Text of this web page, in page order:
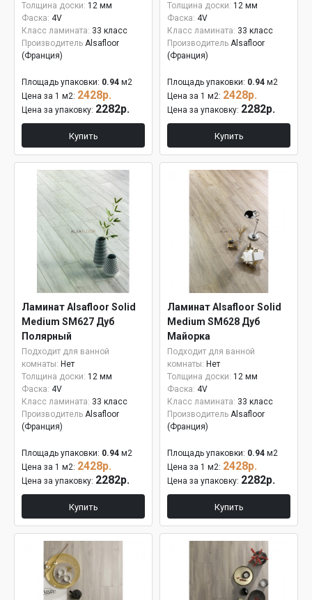
Толщина доски: 12 мм
Фаска: 4V
Класс ламината: 33 класс
Производитель Alsafloor
(Франция)
Площадь упаковки: 0.94 м2
Цена за 1 м2: 2428р.
Цена за упаковку: 2282р.
Купить
Толщина доски: 12 мм
Фаска: 4V
Класс ламината: 33 класс
Производитель Alsafloor
(Франция)
Площадь упаковки: 0.94 м2
Цена за 1 м2: 2428р.
Цена за упаковку: 2282р.
Купить
Ламинат Alsafloor Solid
Medium SM627 Дуб
Полярный
Подходит для ванной
комнаты: Нет
Толщина доски: 12 мм
Фаска: 4V
Класс ламината: 33 класс
Производитель Alsafloor
(Франция)
Площадь упаковки: 0.94 м2
Цена за 1 м2: 2428р.
Цена за упаковку: 2282р.
Купить
Ламинат Alsafloor Solid
Medium SM628 Дуб
Майорка
Подходит для ванной
комнаты: Нет
Толщина доски: 12 мм
Фаска: 4V
Класс ламината: 33 класс
Производитель Alsafloor
(Франция)
Площадь упаковки: 0.94 м2
Цена за 1 м2: 2428р.
Цена за упаковку: 2282р.
Купить